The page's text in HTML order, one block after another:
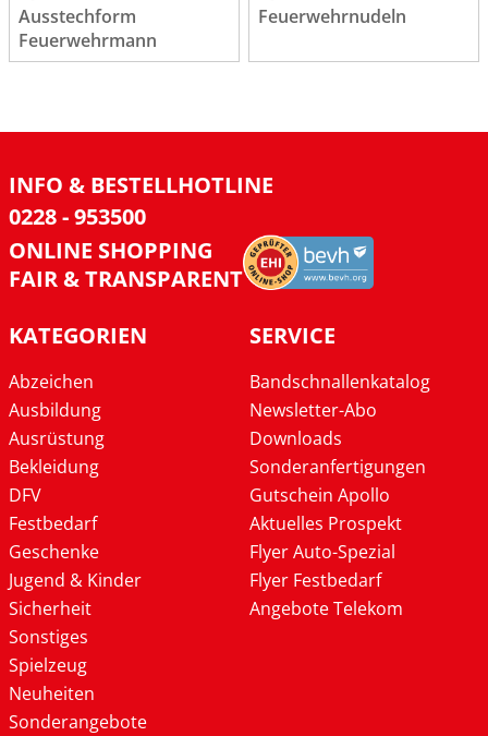
Ausstechform
Feuerwehrmann
Feuerwehrnudeln
INFO & BESTELLHOTLINE
0228 - 953500
ONLINE SHOPPING
FAIR & TRANSPARENT
KATEGORIEN
Abzeichen
Ausbildung
Ausrüstung
Bekleidung
DFV
Festbedarf
Geschenke
Jugend & Kinder
Sicherheit
Sonstiges
Spielzeug
Neuheiten
Sonderangebote
SERVICE
Bandschnallenkatalog
Newsletter-Abo
Downloads
Sonderanfertigungen
Gutschein Apollo
Aktuelles Prospekt
Flyer Auto-Spezial
Flyer Festbedarf
Angebote Telekom